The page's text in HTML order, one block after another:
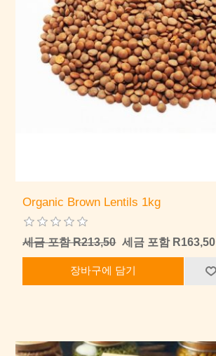
Organic Brown Lentils 1kg
세금 포함 R213,50 세금 포함 R163,50
장바구에 담기